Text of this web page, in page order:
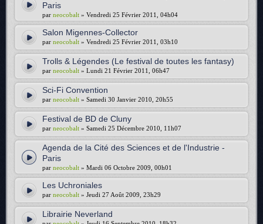
Paris
par neocobalt » Vendredi 25 Février 2011, 04h04
Salon Migennes-Collector
par neocobalt » Vendredi 25 Février 2011, 03h10
Trolls & Légendes (Le festival de toutes les fantasy)
par neocobalt » Lundi 21 Février 2011, 06h47
Sci-Fi Convention
par neocobalt » Samedi 30 Janvier 2010, 20h55
Festival de BD de Cluny
par neocobalt » Samedi 25 Décembre 2010, 11h07
Agenda de la Cité des Sciences et de l'Industrie -
Paris
par neocobalt » Mardi 06 Octobre 2009, 00h01
Les Uchroniales
par neocobalt » Jeudi 27 Août 2009, 23h29
Librairie Neverland